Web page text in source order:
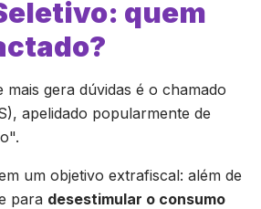
quem
gera dúvidas é o chamado
apelidado popularmente de
um objetivo extrafiscal: além de
para desestimular o consumo